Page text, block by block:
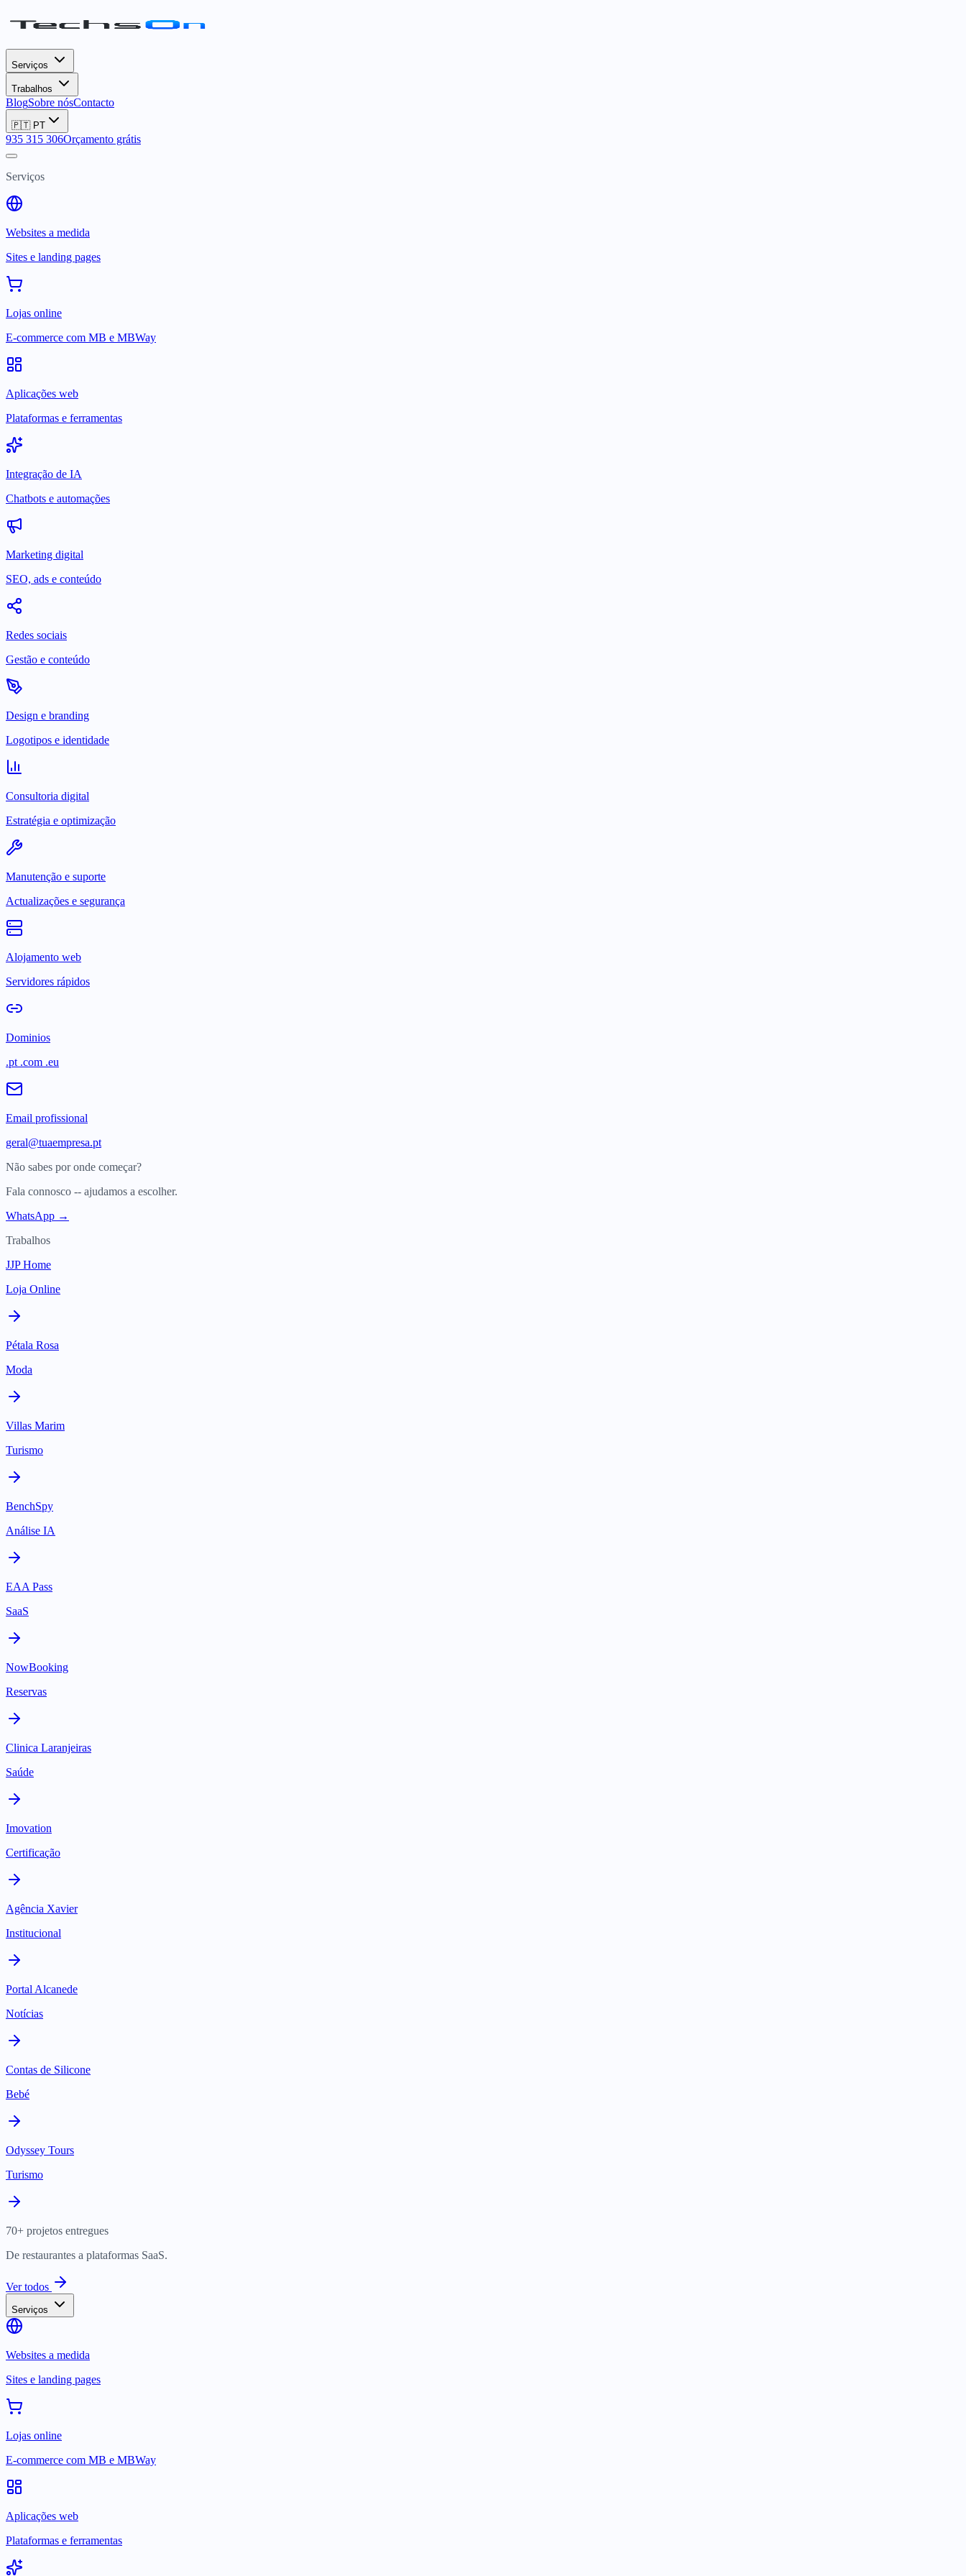
Serviços
Trabalhos
BlogSobre nósContacto
🇵🇹 PT
935 315 306Orçamento grátis
Serviços
Websites a medida
Sites e landing pages
Lojas online
E-commerce com MB e MBWay
Aplicações web
Plataformas e ferramentas
Integração de IA
Chatbots e automações
Marketing digital
SEO, ads e conteúdo
Redes sociais
Gestão e conteúdo
Design e branding
Logotipos e identidade
Consultoria digital
Estratégia e optimização
Manutenção e suporte
Actualizações e segurança
Alojamento web
Servidores rápidos
Dominios
.pt .com .eu
Email profissional
geral@tuaempresa.pt
Não sabes por onde começar?
Fala connosco -- ajudamos a escolher.
WhatsApp →
Trabalhos
JJP Home
Loja Online
Pétala Rosa
Moda
Villas Marim
Turismo
BenchSpy
Análise IA
EAA Pass
SaaS
NowBooking
Reservas
Clinica Laranjeiras
Saúde
Imovation
Certificação
Agência Xavier
Institucional
Portal Alcanede
Notícias
Contas de Silicone
Bebé
Odyssey Tours
Turismo
70+ projetos entregues
De restaurantes a plataformas SaaS.
Ver todos
Serviços
Websites a medida
Sites e landing pages
Lojas online
E-commerce com MB e MBWay
Aplicações web
Plataformas e ferramentas